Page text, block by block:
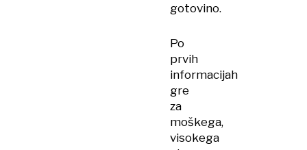
gotovino.
Po
prvih
informacijah
gre
za
moškega,
visokega